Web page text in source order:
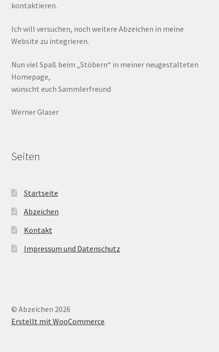
kontaktieren.
Ich will versuchen, noch weitere Abzeichen in meine
Website zu integrieren.
Nun viel Spaß beim „Stöbern“ in meiner neugestalteten
Homepage,
wünscht euch Sammlerfreund
Werner Glaser
Seiten
Startseite
Abzeichen
Kontakt
Impressum und Datenschutz
© Abzeichen 2026
Erstellt mit WooCommerce.